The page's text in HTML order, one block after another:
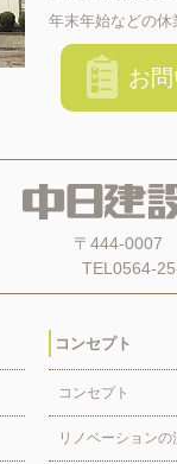
年末年始などの
お問
〒444-0007
TEL0564-
コンセプト
コンセプト
リノベーションの